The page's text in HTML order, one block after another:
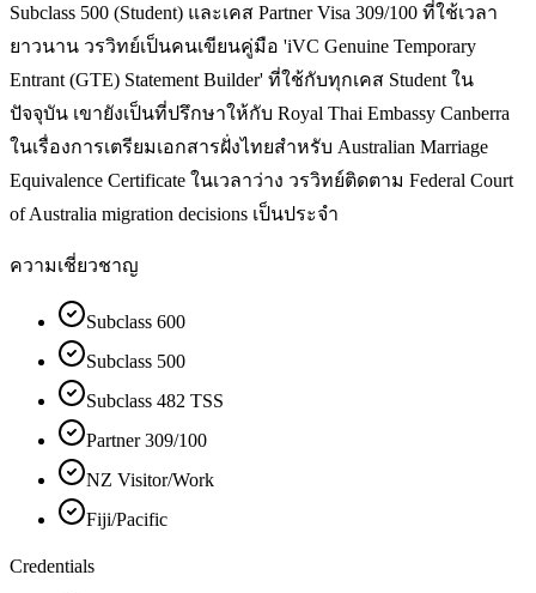
Subclass 500 (Student) และเคส Partner Visa 309/100 ที่ใช้เวลา
ยาวนาน วรวิทย์เป็นคนเขียนคู่มือ 'iVC Genuine Temporary
Entrant (GTE) Statement Builder' ที่ใช้กับทุกเคส Student ใน
ปัจจุบัน เขายังเป็นที่ปรึกษาให้กับ Royal Thai Embassy Canberra
ในเรื่องการเตรียมเอกสารฝั่งไทยสำหรับ Australian Marriage
Equivalence Certificate ในเวลาว่าง วรวิทย์ติดตาม Federal Court
of Australia migration decisions เป็นประจำ
ความเชี่ยวชาญ
Subclass 600
Subclass 500
Subclass 482 TSS
Partner 309/100
NZ Visitor/Work
Fiji/Pacific
Credentials